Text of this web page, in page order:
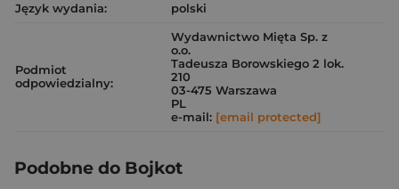
Język wydania:
polski
Podmiot
odpowiedzialny:
Wydawnictwo Mięta Sp. z
o.o.
Tadeusza Borowskiego 2 lok.
210
03-475 Warszawa
PL
e-mail: [email protected]
Podobne do Bojkot